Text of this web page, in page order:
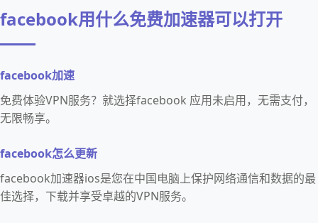
facebook用什么免费加速器可以打开
facebook加速
免费体验VPN服务？就选择facebook 应用未启用，无需支付，
无限畅享。
facebook怎么更新
facebook加速器ios是您在中国电脑上保护网络通信和数据的最
佳选择，下载并享受卓越的VPN服务。